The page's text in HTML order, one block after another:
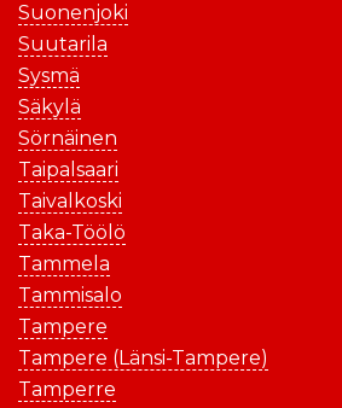
Suonenjoki
Suutarila
Sysmä
Säkylä
Sörnäinen
Taipalsaari
Taivalkoski
Taka-Töölö
Tammela
Tammisalo
Tampere
Tampere (Länsi-Tampere)
Tamperre